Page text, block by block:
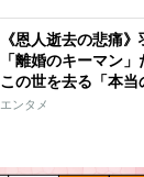
《恩人逝去の悲痛
「離婚のキーマン
この世を去る「本当
いがっていた」
エンタメ